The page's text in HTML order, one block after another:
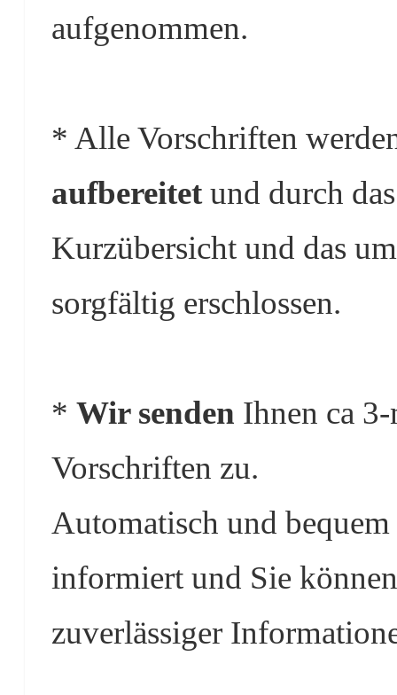
aufgenommen.
* Alle Vorschriften
aufbereitetund durch
Kurzübersicht und das
sorgfältig erschlossen.
* Wir senden Ihnen ca
Vorschriften zu.
Automatisch und
informiert und Sie
zuverlässiger